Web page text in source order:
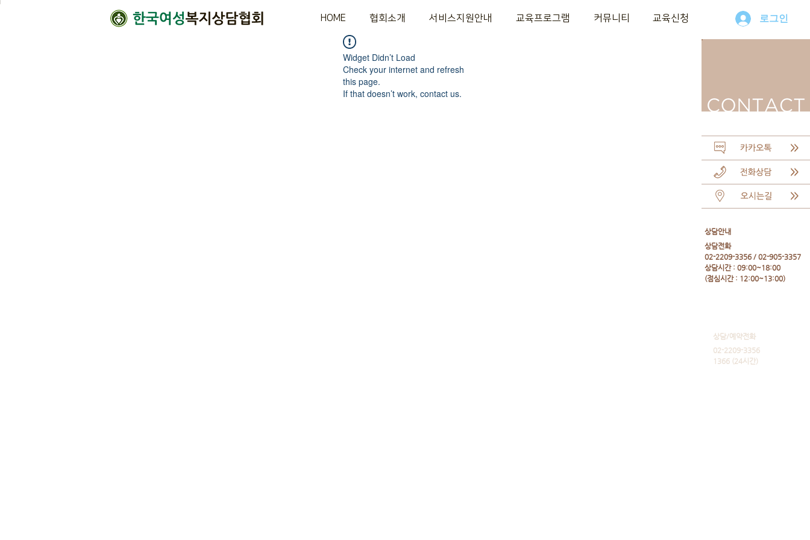
​상담안내
​상담전화
02-2209-3356 / 02-905-3357
상담시간 : 09:00~18:00
​(점심시간 : 12:00~13:00)
​상담/예약전화
02-2209-3356
1366 (24시간)
HOME 협회소개 서비스지원안내 교육프로그램 커뮤니티 교육신청 로그인
Widget Didn’t Load
Check your internet and refresh
this page.
If that doesn’t work, contact us.